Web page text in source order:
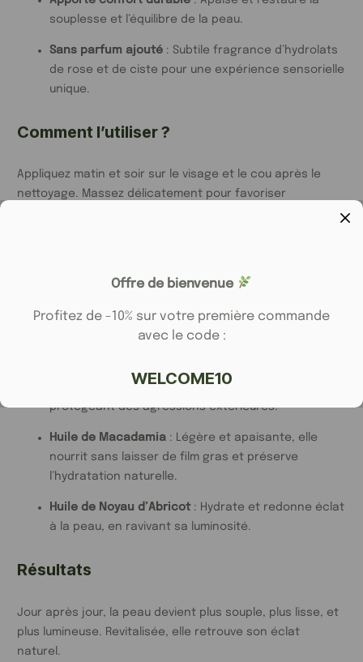
souplesse et l’équilibre de la peau.
Sans parfum ajouté : Subtile fragrance d’hydrolats
de rose et de ciste pour une expérience sensorielle
unique.
Comment l’utiliser ?
Appliquez matin et soir sur le visage et le cou après le
nettoyage. Massez délicatement pour favoriser
nourrit et régénère la peau, l’aidant à conserver sa
résistance de la peau et soutient sa fermeté en
protégeant des agressions extérieures.
Huile de Macadamia : Légère et apaisante, elle
nourrit sans laisser de film gras et préserve
l’hydratation naturelle.
Huile de Noyau d’Abricot: Hydrate et redonne éclat
à la peau, en ravivant sa luminosité.
Résultats
Jour après jour, la peau devient plus souple, plus lisse, et
plus lumineuse. Revitalisée, elle retrouve son éclat
naturel.
Offre de bienvenue
Profitez de -10% sur votre première commande
avec le code :
WELCOME10